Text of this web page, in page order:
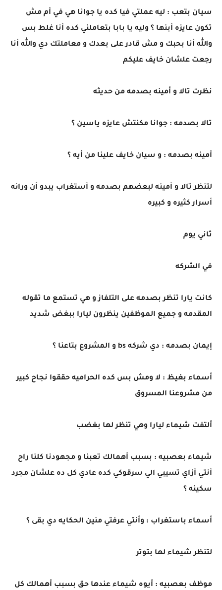
سيان بتعب : ليه عملتي فيا كده يا جوانا هي في أم مش
تكون عايزه أبنها ؟ وليه يا بابا بتعاملني كده أنا غلط بس
والله أنا بحبك و مش قادر على بعدك و معاملتك دي والله أنا
رجعت علشان خايف عليكم
نظرت تالا و أمينه بصدمه من حديثه
تالا بصدمه : جوانا مكنتش عايزه ياسين ؟
أمينه بصدمه : و سيان خايف علينا من أيه ؟
لتنظر تالا و أمينه لبعضهم بصدمه و أستغراب يبدو أن ورائه
أسرار كثيره و كبيره
ثاني يوم
في الشركه
كانت يارا تنظر بصدمه على التلفاز و هي تستمع ما تقوله
المقدمه و جميع الموظفين ينظرون ليارا ببغض شديد
إيمان بصدمه : دي شركه bs و المشروع بتاعنا ؟
أسماء بغيظ : لا ومش بس كده الحراميه حققوا نجاح كبير
من مشروعنا المسروق
ألتفت شيماء ليارا وهي تنظر لها بغضب
شيماء بعصبيه : بسبب أهمالك تعبنا و مجهودنا كلنا راح
أنتي أزاي تسيبي الي سرقوكي كده عادي كل ده علشان مجرد
سكينه ؟
أسماء باستغراب : وأنتي عرفتي منين الحكايه دي بقى ؟
لتنظر شيماء لها بتوتر
موظف بعصبيه : أيوه شيماء عندها حق بسبب أهمالك كل